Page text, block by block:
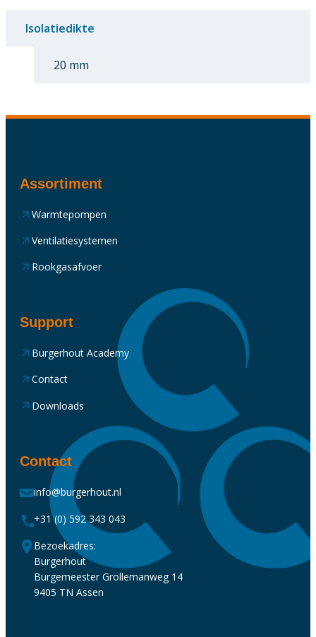
Isolatiedikte
20 mm
Assortiment
Warmtepompen
Ventilatiesystemen
Rookgasafvoer
Support
Burgerhout Academy
Contact
Downloads
Contact
info@burgerhout.nl
+31 (0) 592 343 043
Bezoekadres:
Burgerhout
Burgemeester Grollemanweg 14
9405 TN Assen